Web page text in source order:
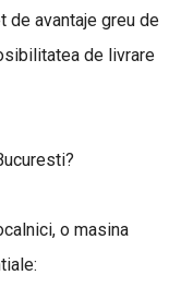
de avantaje greu de
de livrare
o masina